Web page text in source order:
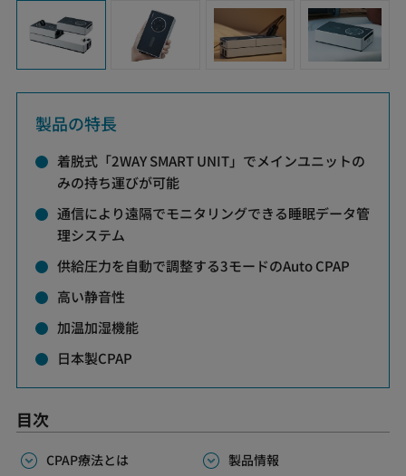
製品の特長
着脱式「2WAY SMART UNIT」でメインユニットの
みの持ち運びが可能
通信により遠隔でモニタリングできる睡眠データ管
理システム
供給圧力を自動で調整する3モードのAuto CPAP
高い静音性
加温加湿機能
日本製CPAP
目次
CPAP療法とは
製品情報